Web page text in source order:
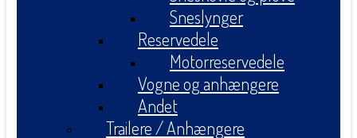
Sneslynger
Reservedele
Motorreservedele
Vogne og anhængere
Andet
Trailere / Anhængere